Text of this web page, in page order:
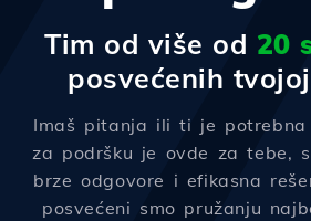
Tim od više od 20
posvećenih
Imaš pitanja ili ti je potrebna
za podršku je ovde za tebe,
brze odgovore i efikasna
posvećeni smo pružanju